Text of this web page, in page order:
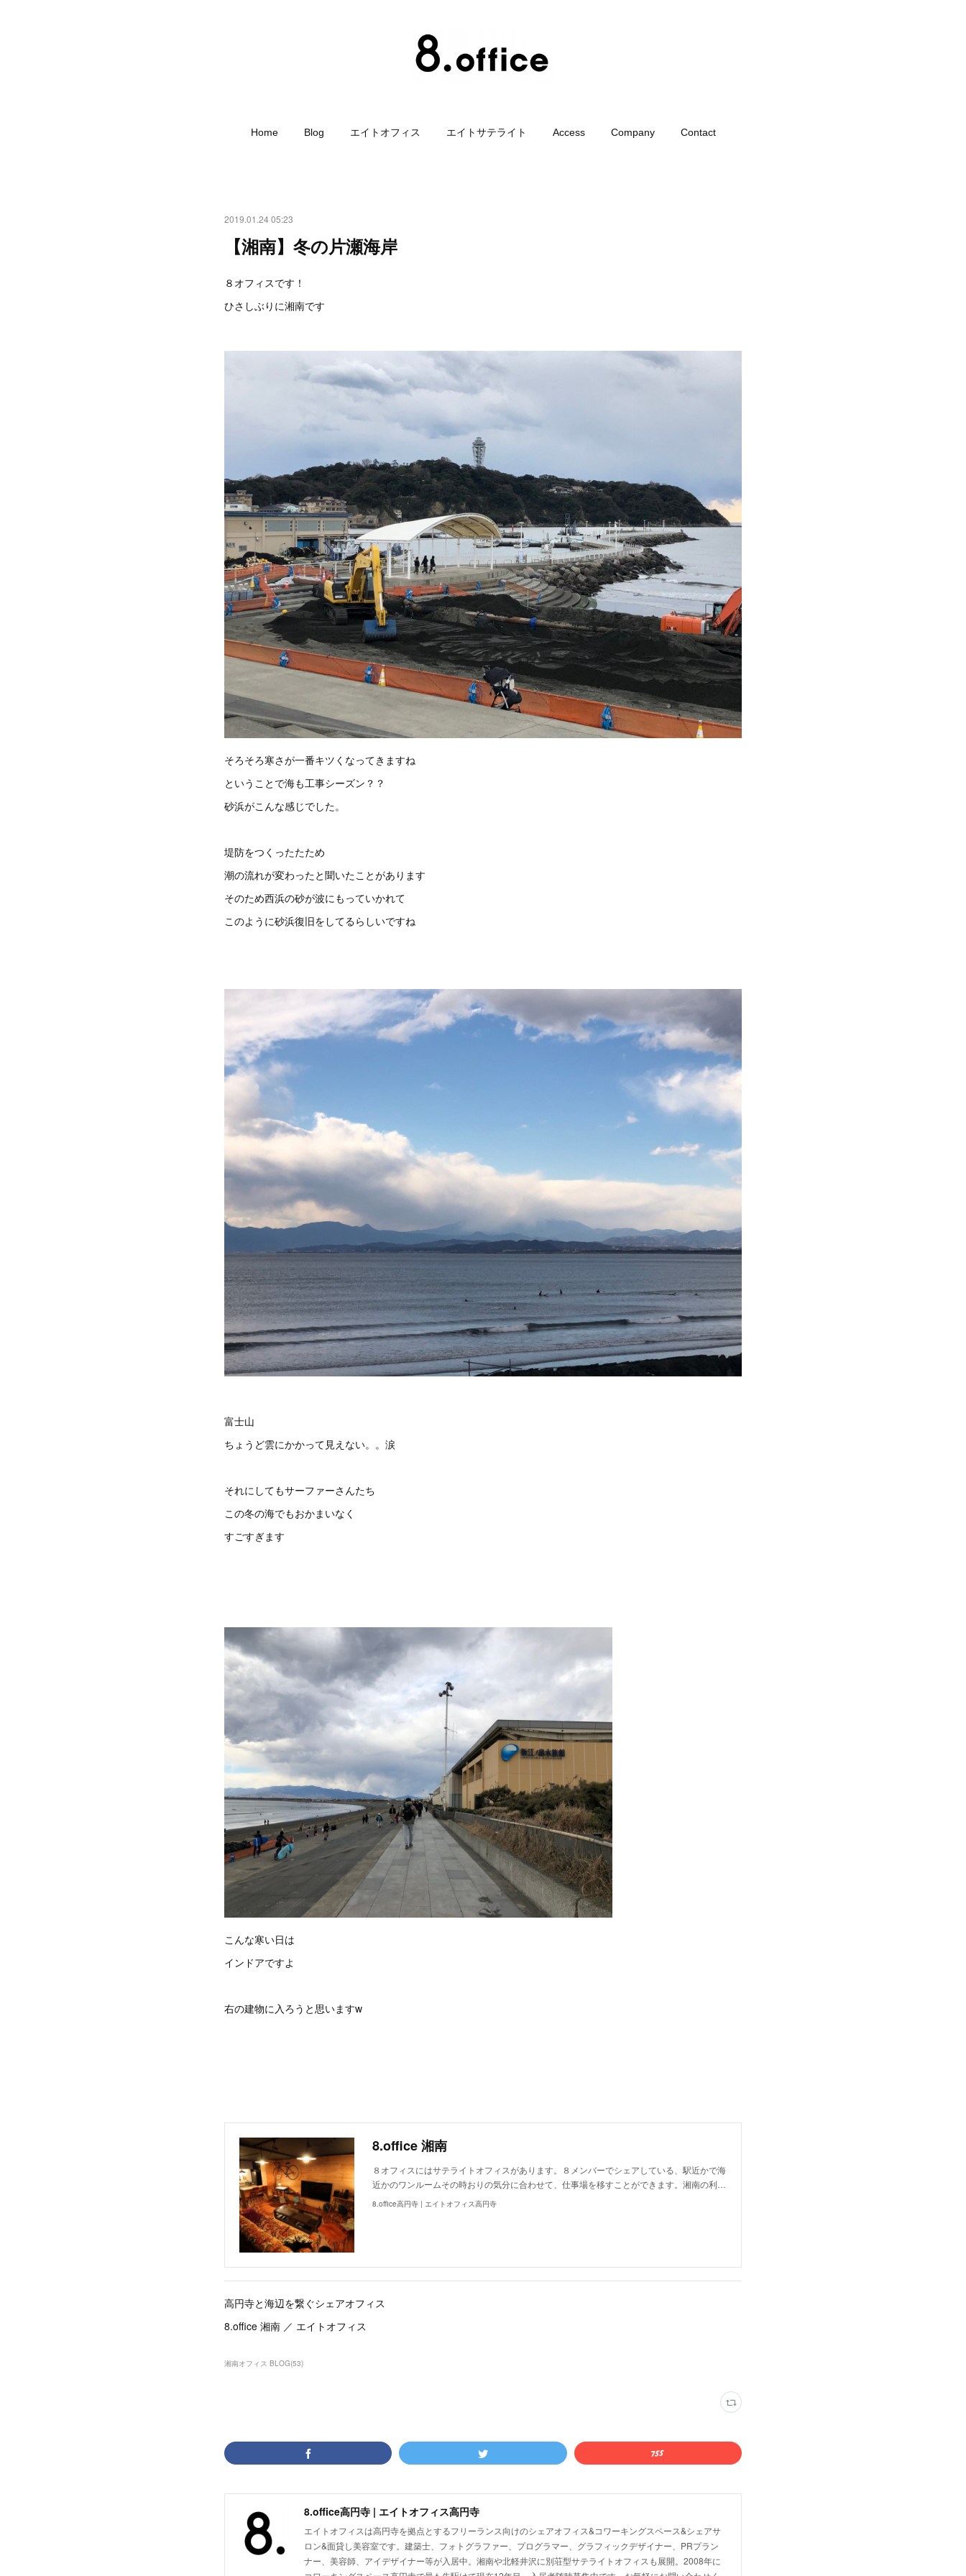
Home Blog エイトオフィス エイトサテライト Access Company Contact
2019.01.24 05:23
【湘南】冬の片瀬海岸
８オフィスです！
ひさしぶりに湘南です
そろそろ寒さが一番キツくなってきますね
ということで海も工事シーズン？？
砂浜がこんな感じでした。
堤防をつくったたため
潮の流れが変わったと聞いたことがあります
そのため西浜の砂が波にもっていかれて
このように砂浜復旧をしてるらしいですね
富士山
ちょうど雲にかかって見えない。。涙
それにしてもサーファーさんたち
この冬の海でもおかまいなく
すごすぎます
こんな寒い日は
インドアですよ
右の建物に入ろうと思いますw
8.office 湘南
８オフィスにはサテライトオフィスがあります。８メンバーでシェアしている、駅近かで海
近かのワンルームその時おりの気分に合わせて、仕事場を移すことができます。湘南の利…
8.office高円寺 | エイトオフィス高円寺
高円寺と海辺を繋ぐシェアオフィス
8.office 湘南 ／ エイトオフィス
湘南オフィス BLOG(53)
8.office高円寺 | エイトオフィス高円寺
エイトオフィスは高円寺を拠点とするフリーランス向けのシェアオフィス&コワーキングスペース&シェアサ
ロン&面貸し美容室です。建築士、フォトグラファー、プログラマー、グラフィックデザイナー、PRプラン
ナー、美容師、アイデザイナー等が入居中。湘南や北軽井沢に別荘型サテライトオフィスも展開。2008年に